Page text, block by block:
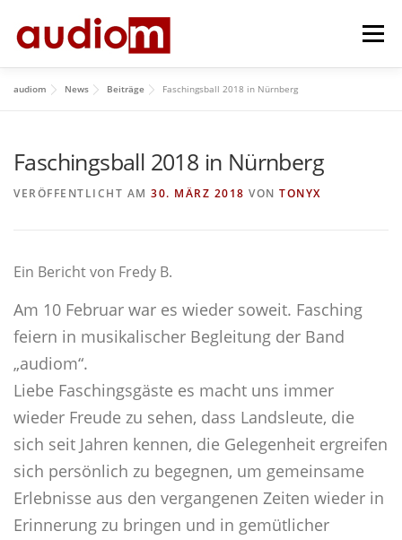
Inhalt
springen
Menü
HISTORY IMPRESSUM GÄSTEBUCH
audiom News Beiträge Faschingsball 2018 in Nürnberg
Faschingsball 2018 in Nürnberg
VERÖFFENTLICHT AM 30. MÄRZ 2018 VON TONYX
Ein Bericht von Fredy B.
Am 10 Februar war es wieder soweit. Fasching
feiern in musikalischer Begleitung der Band
„audiom“.
Liebe Faschingsgäste es macht uns immer
wieder Freude zu sehen, dass Landsleute, die
sich seit Jahren kennen, die Gelegenheit ergreifen
sich persönlich zu begegnen, um gemeinsame
Erlebnisse aus den vergangenen Zeiten wieder in
Erinnerung zu bringen und in gemütlicher